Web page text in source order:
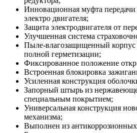
Инновационная муфта
электро двигателя;
Защита электродвигателя от
Улучшенная система
Пыле-влагозащищенный
полной герметизации;
Фиксированное положение
Встроенная блокировка
Усиленная конструкция
Запорный штырь из
специальным покрытием;
Универсальная конструкция
механизма;
Выполнен из